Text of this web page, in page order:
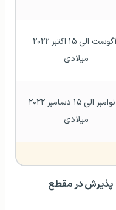
میلادی
میلادی
پذيرش در مقطع